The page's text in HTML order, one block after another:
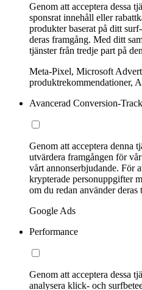
Genom att acceptera dessa
sponsrat innehåll eller
produkter baserat på ditt
deras framgång. Med ditt
tjänster från tredje part på
Meta-Pixel, Microsoft
produktrekommendationer,
Avancerad Conversion-
Genom att acceptera denna
utvärdera framgången för
vårt annonserbjudande. För
krypterade personuppgifter
om du redan använder deras
Google Ads
Performance
Genom att acceptera dessa
analysera klick- och